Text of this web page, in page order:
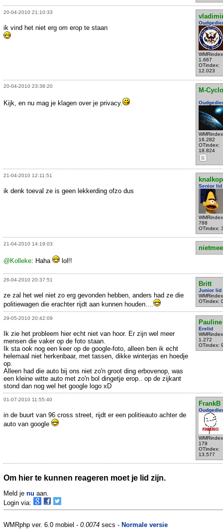
20-04-2010 21:10:33
1.667
OTindex:
12.023
ik vind het niet erg om erop te staan
20-04-2010 23:38:20
M-
16.282
OTindex:
18.824
S
Kijk, en nu mag je klagen over je privacy.
21-04-2010 12:11:51
knalkop
Senior lid
788
OTindex:
ik denk toeval ze is geen lekkerding ofzo dus
21-04-2010 14:19:03
@Kolleke: Haha lol!!
26-04-2010 20:37:51
Britt
Junior lid
OTindex:
ze zal het wel niet zo erg gevonden hebben, anders had ze die
politiewagen die erachter rijdt aan kunnen houden....
29-05-2010 20:42:09
Pauline
Erelid
1.272
OTindex:
Ik zie het probleem hier echt niet van hoor. Er zijn wel meer
mensen die vaker op de foto staan.
Ik sta ook nog een keer op de google-foto, alleen ben ik echt
helemaal niet herkenbaar, met tassen, dikke winterjas en hoedje
op.
Alleen had die auto bij ons niet zo'n groot ding erbovenop, was
een kleine witte auto met zo'n bol dingetje erop.. op de zijkant
stond dan nog wel het google logo xD
01-07-2010 11:55:40
FrankB
179
OTindex:
13.577
in de buurt van 96 cross street, rijdt er een politieauto achter de
auto van google
Om hier te kunnen reageren moet je lid zijn.
Meld je nu aan.
Login via:
WMRphp ver. 6.0 mobiel - 0.0074 secs - Normale versie